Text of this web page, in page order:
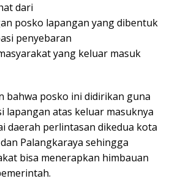
dari
posko lapangan yang dibentuk
penyebaran
yang keluar masuk
bahwa posko ini didirikan guna
lapangan atas keluar masuknya
daerah perlintasan dikedua kota
Palangkaraya sehingga
bisa menerapkan himbauan